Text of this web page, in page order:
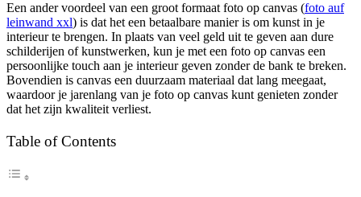
Een ander voordeel van een groot formaat foto op canvas (foto auf
leinwand xxl) is dat het een betaalbare manier is om kunst in je
interieur te brengen. In plaats van veel geld uit te geven aan dure
schilderijen of kunstwerken, kun je met een foto op canvas een
persoonlijke touch aan je interieur geven zonder de bank te breken.
Bovendien is canvas een duurzaam materiaal dat lang meegaat,
waardoor je jarenlang van je foto op canvas kunt genieten zonder
dat het zijn kwaliteit verliest.
Table of Contents